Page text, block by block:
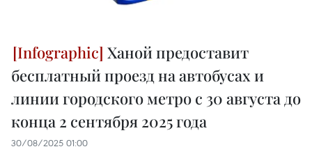
Ханой предоставит
бесплатный проезд на автобусах и
линии городского метро с 30 августа до
конца 2 сентября 2025 года
30/08/2025 01:00